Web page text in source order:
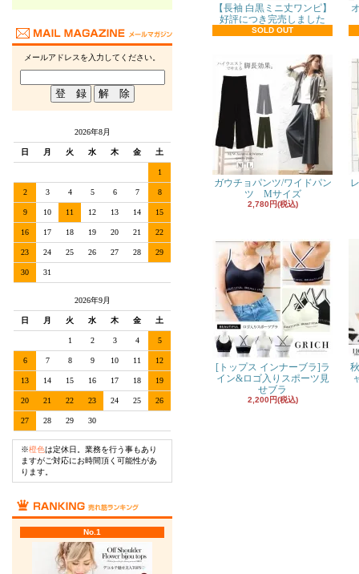
メールアドレスを入力してください。
2026年8月
日 月 火 水 木 金 土
1
2 3 4 5 6 7 8
9 10 11 12 13 14 15
16 17 18 19 20 21 22
23 24 25 26 27 28 29
30 31
2026年9月
日 月 火 水 木 金 土
1 2 3 4 5
6 7 8 9 10 11 12
13 14 15 16 17 18 19
20 21 22 23 24 25 26
27 28 29 30
※橙色は定休日。業務を行う事もあり
ますがご対応にお時間頂く可能性があ
ります。
No.1
【長袖 白黒ミニ丈ワンピ】
好評につき完売しました
SOLD OUT
ガウチョパンツ/ワイドパン
ツ Mサイズ
2,780円(税込)
[トップス インナーブラ]ラ
イン&ロゴ入りスポーツ見
せブラ
2,200円(税込)